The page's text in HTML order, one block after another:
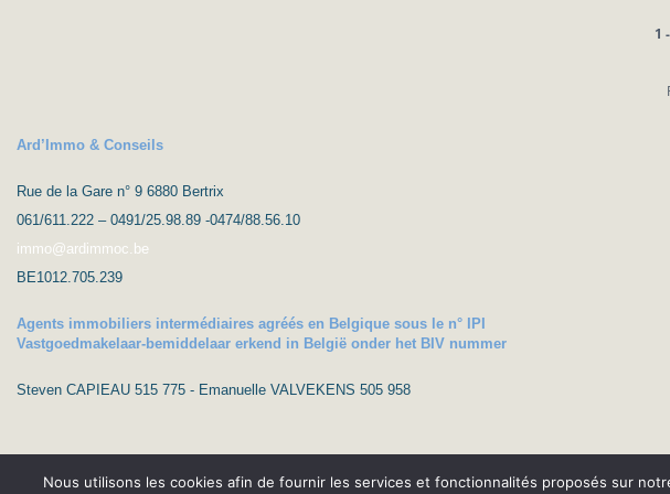
1
Ard’Immo & Conseils
Rue de la Gare n° 9 6880 Bertrix
061/611.222 – 0491/25.98.89 -0474/88.56.10
immo@ardimmoc.be
BE1012.705.239
Agents immobiliers intermédiaires agréés en Belgique sous le n° IPI
Vastgoedmakelaar-bemiddelaar erkend in België onder het BIV nummer
Steven CAPIEAU 515 775 - Emanuelle VALVEKENS 505 958
Nous utilisons les cookies afin de fournir les services et fonctionnalités proposés sur